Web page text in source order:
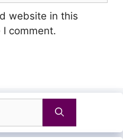
website in this
comment.